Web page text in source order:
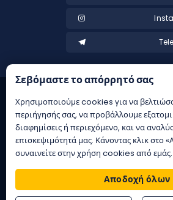
περιουσίας | ΕΟΠΑΕ – ΓΡΑΜΜΗ
υπευθυνα
Σεβόμαστε το απόρρητό σας
Χρησιμοποιούμε cookies για να
περιήγησής σας, να προβάλλουμε
διαφημίσεις ή περιεχόμενο, και να
επισκεψιμότητά μας. Κάνοντας κλικ στο
συναινείτε στην χρήση cookies από εμάς.
Αποδοχή όλων